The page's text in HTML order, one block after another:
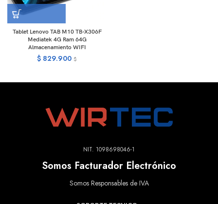
Tablet Lenovo TAB M10 TB-X306F
Mediatek 4G Ram 64G
Almacenamiento WIFI
$ 829.900 $
NIT. 1098698046-1
Somos Facturador Electrónico
Somos Responsables de IVA